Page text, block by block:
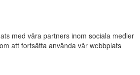
med våra partners inom sociala medier
att fortsätta använda vår webbplats